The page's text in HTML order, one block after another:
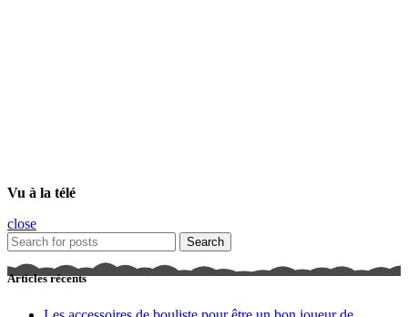
Vu à la télé
close
Search
Articles récents